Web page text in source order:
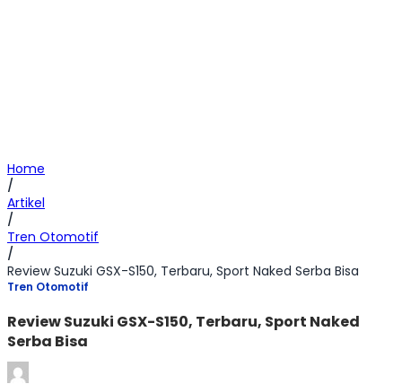
Home
/
Artikel
/
Tren Otomotif
/
Review Suzuki GSX-S150, Terbaru, Sport Naked Serba Bisa
Tren Otomotif
Review Suzuki GSX-S150, Terbaru, Sport Naked
Serba Bisa